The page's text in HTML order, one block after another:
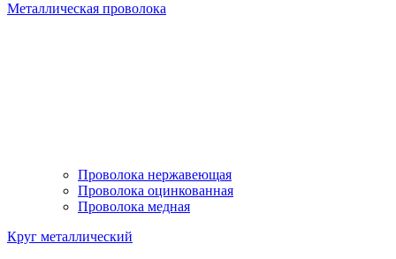
Металлическая проволока
Проволока нержавеющая
Проволока оцинкованная
Проволока медная
Круг металлический